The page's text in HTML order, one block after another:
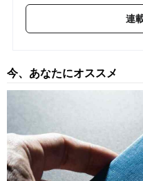
ドル／円予想レンジ「160～
【第295回】 原油高でも〈有
【第294回】 1ドル＝165円を
過ぎ”修正でポジション縮小か
週、「投機筋」の動向で米ド
米ドル／円予想レンジ「158～
【第293回】 ドル円163円目
売り調整で円高は進むのか【
連
今、あなたにオススメ